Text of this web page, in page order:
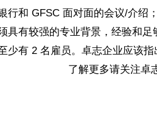
行和 GFSC 面对面的会议/介绍
具有较强的专业背景，经验和足
少有 2 名雇员。卓志企业应该
多请关注卓志企